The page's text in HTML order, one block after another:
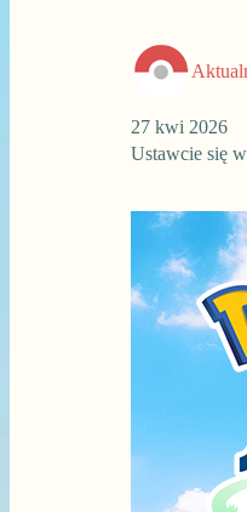
27 kwi 2026
Ustawcie się